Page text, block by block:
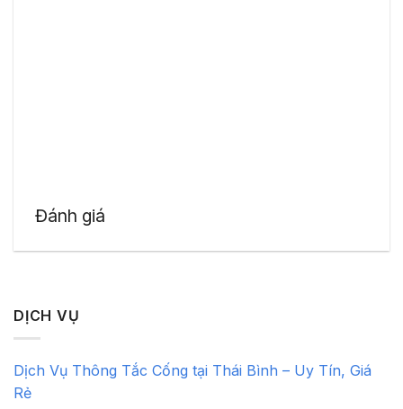
Đánh giá
DỊCH VỤ
Dịch Vụ Thông Tắc Cống tại Thái Bình – Uy Tín, Giá
Rẻ